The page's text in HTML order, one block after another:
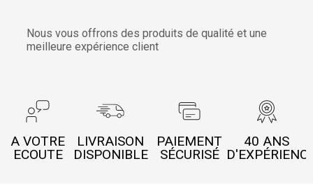
Nous vous offrons des produits de qualité et une
meilleure expérience client
A VOTRE
ECOUTE
LIVRAISON
DISPONIBLE
PAIEMENT
SÉCURISÉ
40 ANS